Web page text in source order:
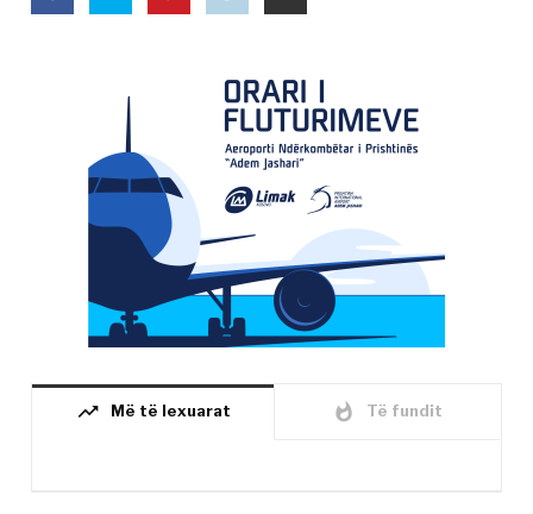
trending_up Më të lexuarat whatshot Të fundit